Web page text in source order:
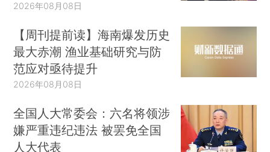
2026年08月08日
【周刊提前读】海南爆发历史
最大赤潮 渔业基础研究与防
范应对亟待提升
2026年08月08日
全国人大常委会：六名将领涉
嫌严重违纪违法 被罢免全国
人大代表